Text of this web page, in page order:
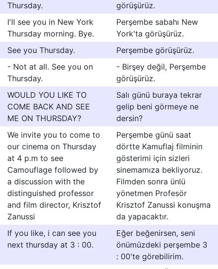
Thursday.
görüşürüz.
I'll see you in New York
Thursday morning. Bye.
Perşembe sabahı New
York'ta görüşürüz.
See you Thursday.
Perşembe görüşürüz.
- Not at all. See you on
Thursday.
- Birşey değil, Perşembe
görüşürüz.
WOULD YOU LIKE TO
COME BACK AND SEE
ME ON THURSDAY?
Salı günü buraya tekrar
gelip beni görmeye ne
dersin?
We invite you to come to
our cinema on Thursday
at 4 p.m to see
Camouflage followed by
a discussion with the
distinguished professor
and film director, Krisztof
Zanussi
Perşembe günü saat
dörtte Kamuflaj filminin
gösterimi için sizleri
sinemamıza bekliyoruz.
Filmden sonra ünlü
yönetmen Profesör
Krisztof Zanussi konuşma
da yapacaktır.
If you like, i can see you
next thursday at 3 : 00.
Eğer beğenirsen, seni
önümüzdeki perşembe 3
: 00'te görebilirim.